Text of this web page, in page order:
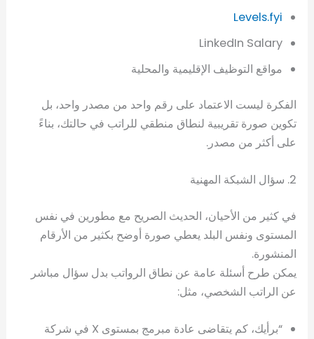
Levels.fyi
LinkedIn Salary
مواقع التوظيف الإقليمية والمحلية
الفكرة ليست الاعتماد على رقم واحد من مصدر واحد، بل
تكوين صورة تقريبية لنطاق منطقي للراتب في حالتك، بناءً
على أكثر من مصدر.
2. سؤال الشبكة المهنية
في كثير من الأحيان، الحديث الصريح مع مطورين في نفس
المستوى ونفس البلد يعطي صورة أوضح بكثير من الأرقام
المنشورة.
يمكن طرح أسئلة عامة عن نطاق الرواتب بدل سؤال مباشر
عن الراتب الشخصي، مثل:
“برأيك، كم يتقاضى عادة مبرمج بمستوى X في شركة